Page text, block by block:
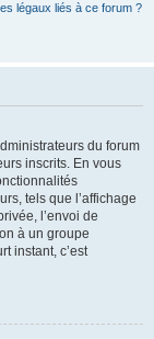
légaux liés à ce forum ?
du forum
inscrits. En vous
tels que l’affichage
l’envoi de
à un groupe
instant, c’est